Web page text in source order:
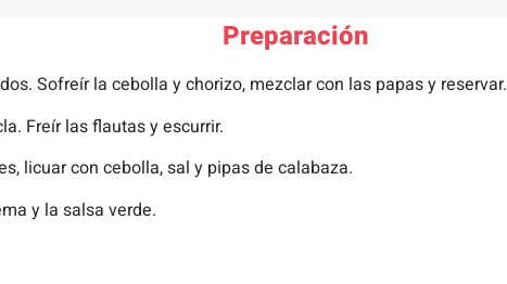
Preparación
Sofreír la cebolla y chorizo, mezclar con las papas y reservar.
Freír las flautas y escurrir.
licuar con cebolla, sal y pipas de calabaza.
y la salsa verde​.